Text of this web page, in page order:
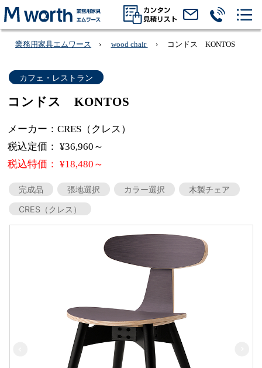
業務用家具エムワース wood chair コンドス KONTOS
カフェ・レストラン
コンドス KONTOS
メーカー：CRES（クレス）
税込定価： ¥36,960～
税込特価： ¥18,480～
完成品 張地選択 カラー選択
木製チェア
CRES（クレス）